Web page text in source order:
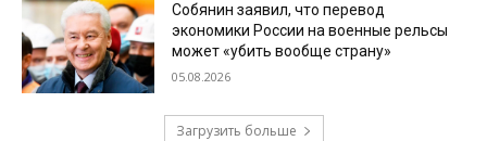
Собянин заявил, что перевод
экономики России на военные рельсы
может «убить вообще страну»
05.08.2026
Загрузить больше